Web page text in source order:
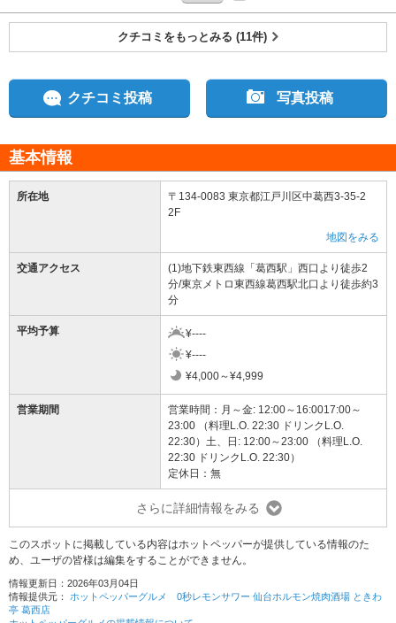
クチコミをもっとみる (11件)
クチコミ投稿 写真投稿
基本情報
所在地
〒134-0083 東京都江戸川区中葛西3-35-2
2F
地図をみる
交通アクセス
(1)地下鉄東西線「葛西駅」西口より徒歩2
分/東京メトロ東西線葛西駅北口より徒歩約3
分
平均予算
¥----
¥----
¥4,000～¥4,999
営業期間
営業時間：月～金: 12:00～16:0017:00～
23:00 （料理L.O. 22:30 ドリンクL.O.
22:30）土、日: 12:00～23:00 （料理L.O.
22:30 ドリンクL.O. 22:30）
定休日：無
さらに詳細情報をみる
このスポットに掲載している内容はホットペッパーが提供している情報のた
め、ユーザの皆様は編集をすることができません。
情報更新日：2026年03月04日
情報提供元： ホットペッパーグルメ 0秒レモンサワー 仙台ホルモン焼肉酒場 ときわ
亭 葛西店